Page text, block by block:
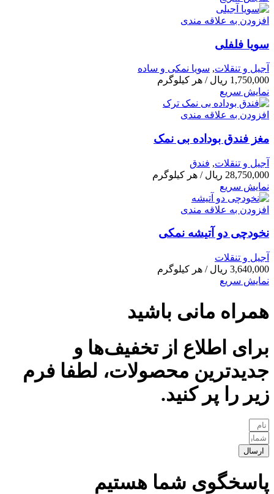
افزودن به علاقه مندی
سویا فلفلی
آجیل و تنقلات, سویا نمکی و ساده
1,750,000 ریال / هر کیلوگرم
نمایش سریع
افزودن به علاقه مندی
مغز فندق بوداده بی نمک
آجیل و تنقلات, فندق
28,750,000 ریال / هر کیلوگرم
نمایش سریع
افزودن به علاقه مندی
نخودچی دو آتیشه نمکی
آجیل و تنقلات
3,640,000 ریال / هر کیلوگرم
نمایش سریع
همراه مانی باشید
برای اطلاع از تخفیف‌ها و
جدیدترین محصولات، لطفا فرم
زیر را پر کنید.
ارسال
پاسخگوی شما هستیم